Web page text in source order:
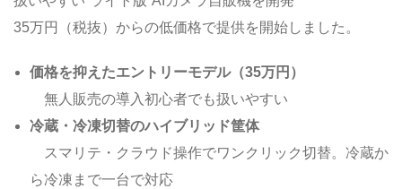
35万円（税抜）からの低価格で提供を開始しました。
価格を抑えたエントリーモデル（35万円）
無人販売の導入初心者でも扱いやすい
冷蔵・冷凍切替のハイブリッド筐体
スマリテ・クラウド操作でワンクリック切替。冷蔵か
ら冷凍まで一台で対応